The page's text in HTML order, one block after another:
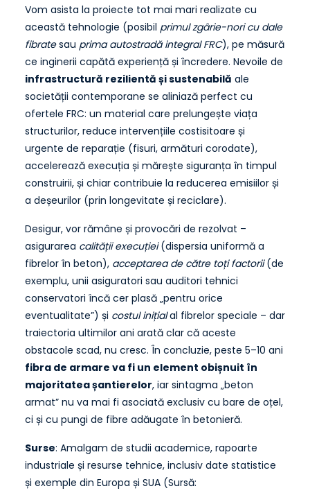
Vom asista la proiecte tot mai mari realizate cu
această tehnologie (posibil primul zgârie-nori cu dale
fibratesau prima autostradă integral FRC), pe măsură
ce inginerii capătă experiență și încredere. Nevoile de
infrastructură rezilientă și sustenabilă ale
societății contemporane se aliniază perfect cu
ofertele FRC: un material care prelungește viața
structurilor, reduce intervențiile costisitoare și
urgente de reparație (fisuri, armături corodate),
accelerează execuția și mărește siguranța în timpul
construirii, și chiar contribuie la reducerea emisiilor și
a deșeurilor (prin longevitate și reciclare).
Desigur, vor rămâne și provocări de rezolvat –
asigurarea calității execuției(dispersia uniformă a
fibrelor în beton), acceptarea de către toți factorii(de
exemplu, unii asiguratori sau auditori tehnici
conservatori încă cer plasă „pentru orice
eventualitate”) și costul inițialal fibrelor speciale – dar
traiectoria ultimilor ani arată clar că aceste
obstacole scad, nu cresc. În concluzie, peste 5–10 ani
fibra de armare va fi un element obișnuit în
majoritatea șantierelor, iar sintagma „beton
armat” nu va mai fi asociată exclusiv cu bare de oțel,
ci și cu pungi de fibre adăugate în betonieră.
Surse: Amalgam de studii academice, rapoarte
industriale și resurse tehnice, inclusiv date statistice
și exemple din Europa și SUA (Sursă: